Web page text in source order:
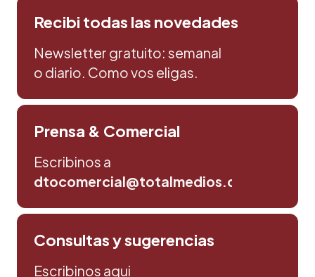
Recibi todas las novedades
Newsletter gratuito: semanal
o diario. Como vos eligas.
Prensa & Comercial
Escribinos a
dtocomercial@totalmedios.com
Consultas y sugerencias
Escribinos aqui